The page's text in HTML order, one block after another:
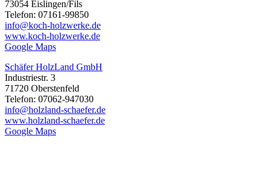
73054 Eislingen/Fils
Telefon: 07161-99850
info@koch-holzwerke.de
www.koch-holzwerke.de
Google Maps
Schäfer HolzLand GmbH
Industriestr. 3
71720 Oberstenfeld
Telefon: 07062-947030
info@holzland-schaefer.de
www.holzland-schaefer.de
Google Maps